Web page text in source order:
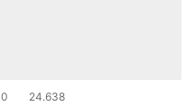
0 24.638